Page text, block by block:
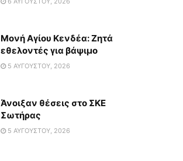
Μονή Αγίου Κενδέα: Ζητά
εθελοντές για βάψιμο
5 ΑΥΓΟΎΣΤΟΥ, 2026
Άνοιξαν θέσεις στο ΣΚΕ
Σωτήρας
5 ΑΥΓΟΎΣΤΟΥ, 2026